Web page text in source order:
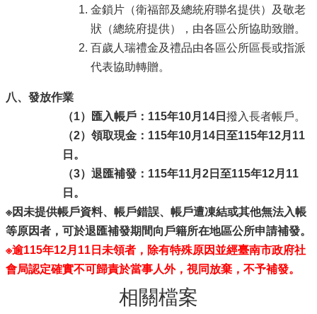
金鎖片（衛福部及總統府聯名提供）及敬老
狀（總統府提供），由各區公所協助致贈。
百歲人瑞禮金及禮品由各區公所區長或指派
代表協助轉贈。
八、發放作業
（1）匯入帳戶：115年10月14日 撥入長者帳戶。
（2）領取現金：115年10月14日至115年12月11
日。
（3）退匯補發：115年11月2日至115年12月11
日。
※因未提供帳戶資料、帳戶錯誤、帳戶遭凍結或其他無法入帳
等原因者，可於退匯補發期間向戶籍所在地區公所申請補發。
※逾115年12月11日 未領者，除有特殊原因並經臺南市政府社
會局認定確實不可歸責於當事人外，視同放棄，不予補發。
相關檔案